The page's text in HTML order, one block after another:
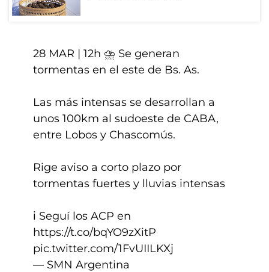
28 MAR | 12h ⛈️ Se generan
tormentas en el este de Bs. As.
Las más intensas se desarrollan a
unos 100km al sudoeste de CABA,
entre Lobos y Chascomús.
Rige aviso a corto plazo por
tormentas fuertes y lluvias intensas
ℹ️ Seguí los ACP en
https://t.co/bqYO9zXitP
pic.twitter.com/1FvUIILKXj
— SMN Argentina